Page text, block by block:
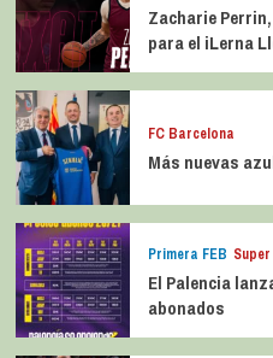
Zacharie
para el iLerna
FC Barcelona
Más nuevas
Primera FEB
El Palencia
abonados